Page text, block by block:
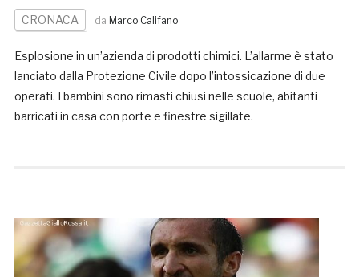
CRONACA da Marco Califano
Esplosione in un’azienda di prodotti chimici. L’allarme è stato
lanciato dalla Protezione Civile dopo l’intossicazione di due
operati. I bambini sono rimasti chiusi nelle scuole, abitanti
barricati in casa con porte e finestre sigillate.